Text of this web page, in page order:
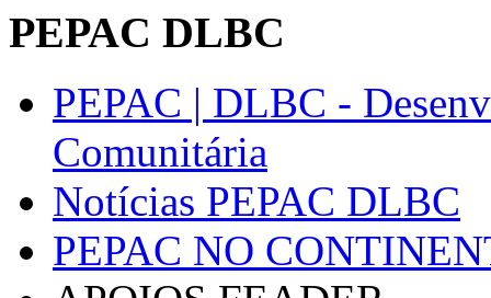
PEPAC DLBC
PEPAC | DLBC -
Comunitária
Notícias PEPAC DLBC
PEPAC NO